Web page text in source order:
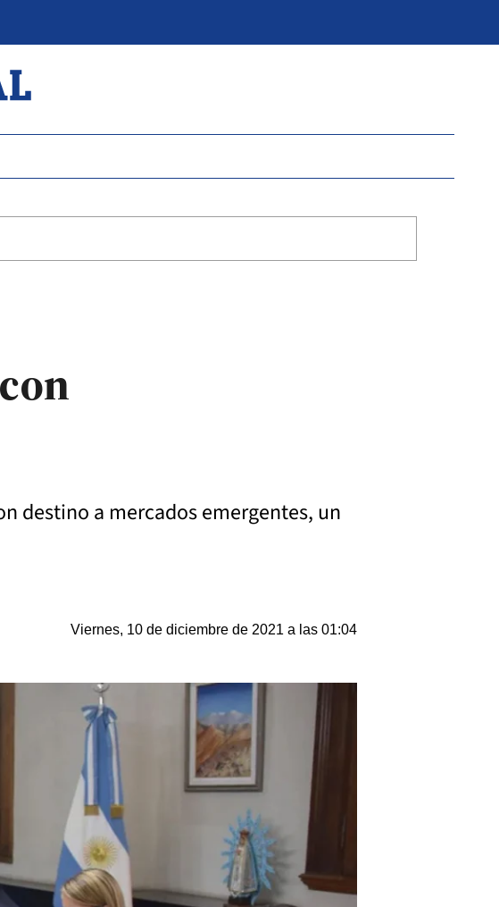
destino a mercados emergentes, un
Viernes, 10 de diciembre de 2021 a las 01:04